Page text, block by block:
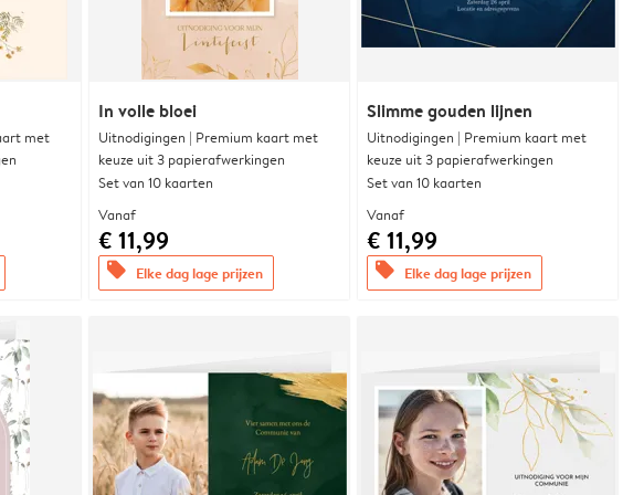
met
In volle bloei
Uitnodigingen | Premium kaart met
keuze uit 3 papierafwerkingen
Set van 10 kaarten
Vanaf
€ 11,99
offers Elke dag lage prijzen
Slimme gouden lijnen
Uitnodigingen | Premium kaart met
keuze uit 3 papierafwerkingen
Set van 10 kaarten
Vanaf
€ 11,99
offers Elke dag lage prijzen